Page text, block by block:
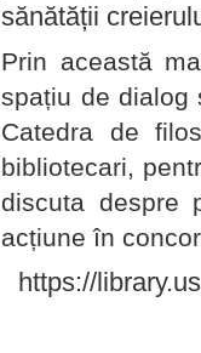
sănătății
Prin această
spațiu de dialog
Catedra de
bibliotecari,
discuta despre
acțiune în
https://